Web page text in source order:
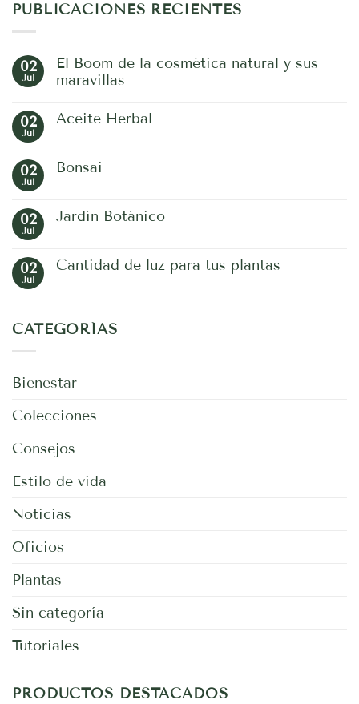
PUBLICACIONES RECIENTES
02
Jul
El Boom de la cosmética natural y sus
maravillas
comentarios
de
la
sus
02
Jul
Aceite Herbal
en
02
Jul
Bonsai
en
02
Jul
Jardín Botánico
en
02
Jul
Cantidad de luz para tus plantas
Cantidad
de
plantas
CATEGORÍAS
Bienestar
Colecciones
Consejos
Estilo de vida
Noticias
Oficios
Plantas
Sin categoría
Tutoriales
PRODUCTOS DESTACADOS